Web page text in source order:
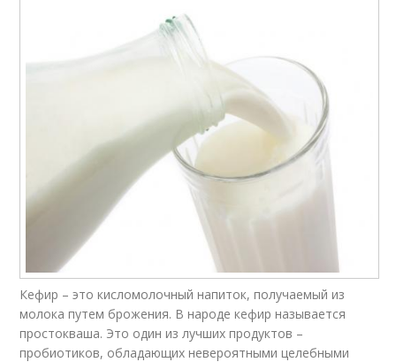
Кефир – это кисломолочный напиток, получаемый из
молока путем брожения. В народе кефир называется
простокваша. Это один из лучших продуктов –
пробиотиков, обладающих невероятными целебными